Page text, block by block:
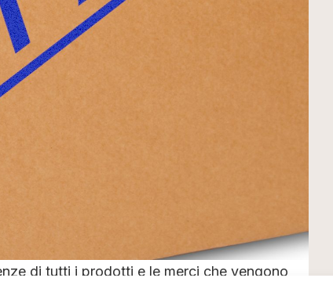
di tutti i prodotti e le merci che vengono